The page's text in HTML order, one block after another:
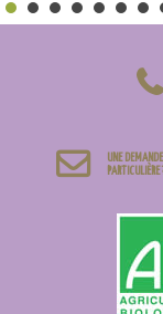
UNE DEMANDE
PARTICULIÈRE